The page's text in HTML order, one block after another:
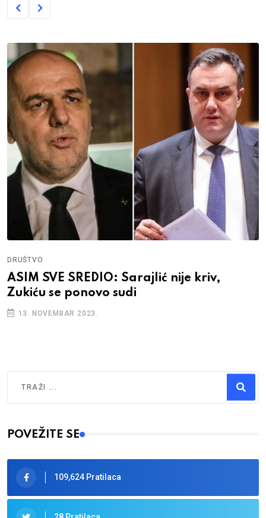
DRUŠTVO
ASIM SVE SREDIO: Sarajlić nije kriv,
Zukiću se ponovo sudi
13. NOVEMBAR 2023.
Type 2 or more characters for results.
POVEŽITE SE
109,624 Pratilaca